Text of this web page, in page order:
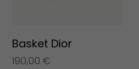
Basket Dior
190,00 €